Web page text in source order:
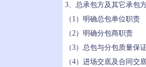
3、总承包方及其它承包
（1）明确总包单位职责
（2）明确分包商职责
（3）总包与分包质量保
（4）进场交底及合同交